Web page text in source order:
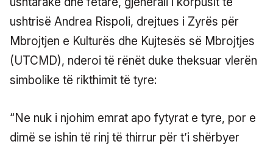
ushtrisë Andrea Rispoli, drejtues i Zyrës për
Mbrojtjen e Kulturës dhe Kujtesës së Mbrojtjes
(UTCMD), nderoi të rënët duke theksuar vlerën
simbolike të rikthimit të tyre:
“Ne nuk i njohim emrat apo fytyrat e tyre, por e
dimë se ishin të rinj të thirrur për t’i shërbyer